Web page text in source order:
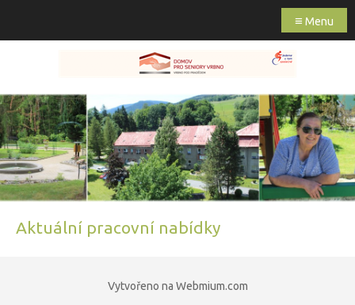
≡ Menu
Aktuální pracovní nabídky
Vytvořeno na Webmium.com